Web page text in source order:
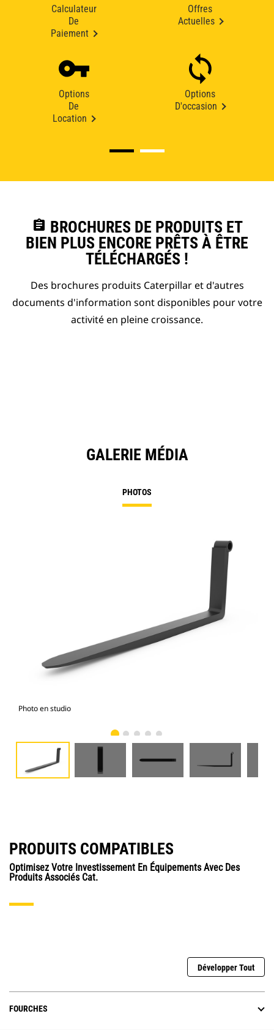
Calculateur
De
Paiement
Offres
Actuelles
Options
De
Location
Options
D'occasion
assignment BROCHURES DE PRODUITS ET
BIEN PLUS ENCORE PRÊTS À ÊTRE
TÉLÉCHARGÉS !
Des brochures produits Caterpillar et d'autres
documents d'information sont disponibles pour votre
activité en pleine croissance.
GALERIE MÉDIA
PHOTOS
Photo en studio
PRODUITS COMPATIBLES
Optimisez Votre Investissement En Équipements Avec Des
Produits Associés Cat.
Développer Tout
FOURCHES